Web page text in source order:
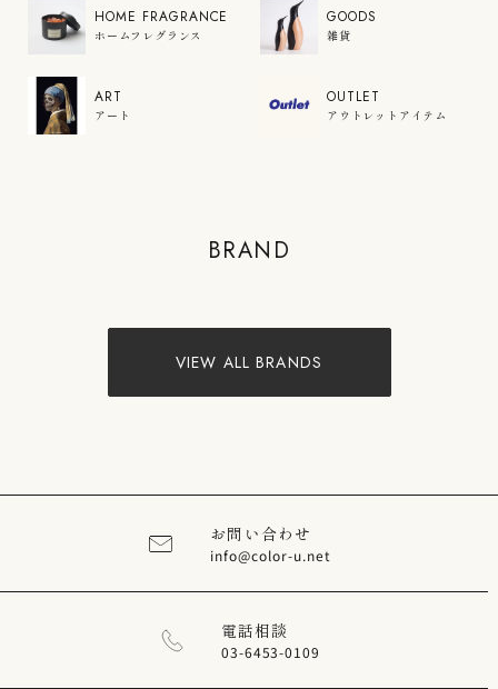
HOME FRAGRANCE
ホームフレグランス
GOODS
雑貨
ART
アート
OUTLET
アウトレットアイテム
BRAND
VIEW ALL BRANDS
お問い合わせ
info@color-u.net
電話相談
03-6453-0109